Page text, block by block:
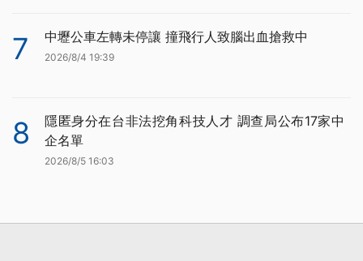
7 中壢公車左轉未停讓 撞飛行人致腦出血搶救中
2026/8/4 19:39
8
隱匿身分在台非法挖角科技人才 調查局公布17家中
企名單
2026/8/5 16:03